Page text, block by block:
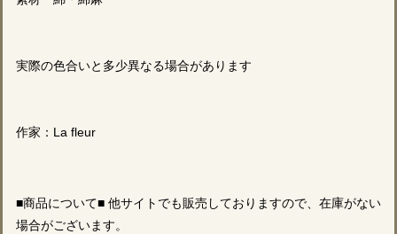
実際の色合いと多少異なる場合があります
作家：La fleur
■商品について■ 他サイトでも販売しておりますので、在庫がない
場合がございます。